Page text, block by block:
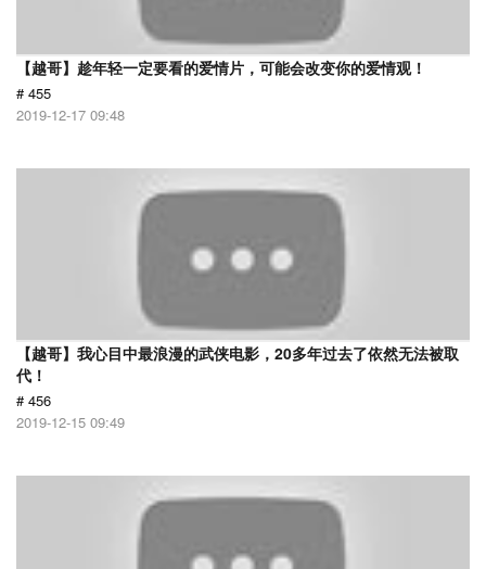
【越哥】趁年轻一定要看的爱情片，可能会改变你的爱情观！
# 455
2019-12-17 09:48
【越哥】我心目中最浪漫的武侠电影，20多年过去了依然无法被取
代！
# 456
2019-12-15 09:49